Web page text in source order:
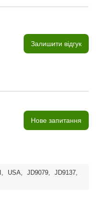
Залишити відгук
Нове запитання
, USA, JD9079, JD9137,